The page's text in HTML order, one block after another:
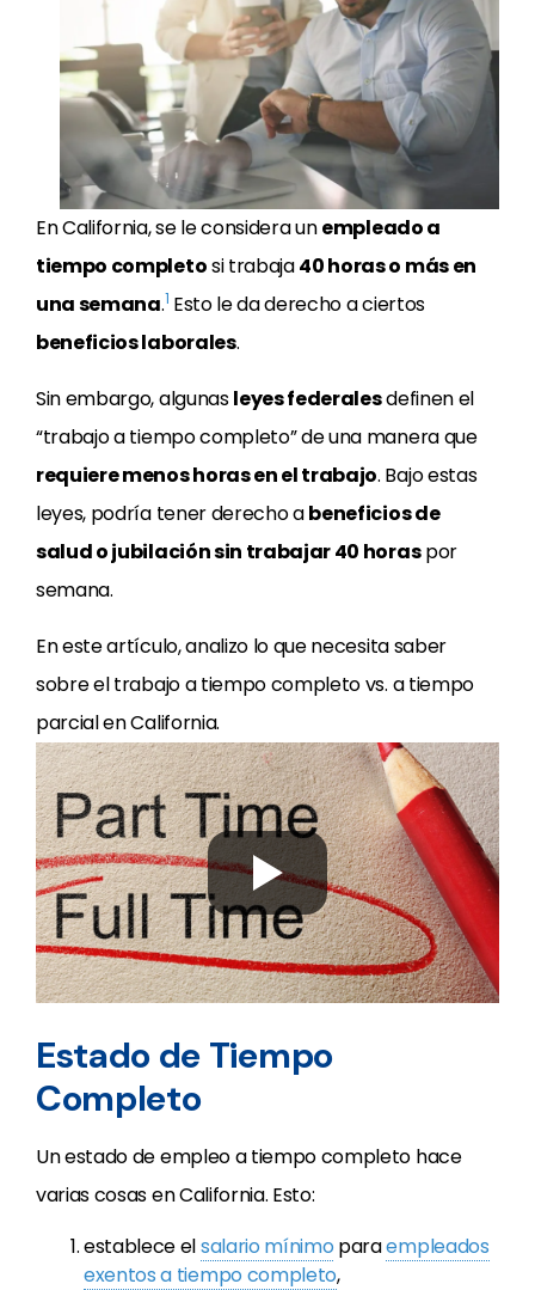
En California, se le considera unempleado a
tiempo completosi trabaja40 horas o más en
una semana.1 Esto le da derecho a ciertos
beneficios laborales.
Sin embargo, algunasleyes federalesdefinen el
“trabajo a tiempo completo” de una manera que
requiere menos horas en el trabajo. Bajo estas
leyes, podría tener derecho abeneficios de
salud o jubilación sin trabajar 40 horaspor
semana.
En este artículo, analizo lo que necesita saber
sobre el trabajo a tiempo completo vs. a tiempo
parcial en California.
Estado de Tiempo
Completo
Un estado de empleo a tiempo completo hace
varias cosas en California. Esto:
establece elsalario mínimo paraempleados
exentos a tiempo completo,